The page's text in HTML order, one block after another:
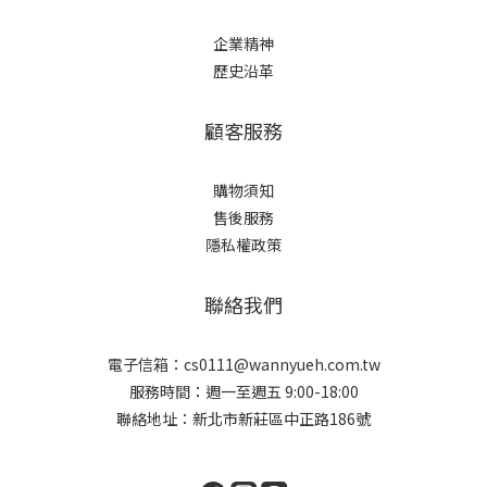
企業精神
歷史沿革
顧客服務
購物須知
售後服務
隱私權政策
聯絡我們
電子信箱：cs0111@wannyueh.com.tw
服務時間：週一至週五 9:00-18:00
聯絡地址：新北市新莊區中正路186號